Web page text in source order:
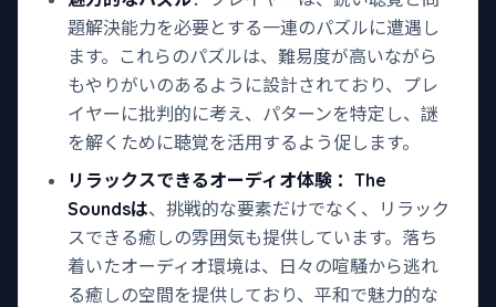
題解決能力を必要とする一連のパズルに遭遇し
ます。これらのパズルは、難易度が高いながら
もやりがいのあるように設計されており、プレ
イヤーに批判的に考え、パターンを特定し、謎
を解くために聴覚を活用するよう促します。
リラックスできるオーディオ体験 ：The
Soundsは、挑戦的な要素だけでなく、リラック
スできる癒しの雰囲気も提供しています。落ち
着いたオーディオ環境は、日々の喧騒から逃れ
る癒しの空間を提供しており、平和で魅力的な